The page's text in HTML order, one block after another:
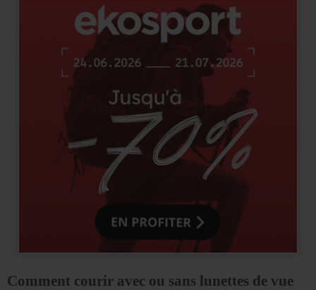
Comment courir avec ou sans lunettes de vue